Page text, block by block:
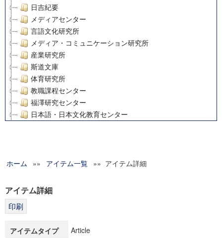
日吉紀要
メディアセンター
言語文化研究所
メディア・コミュニケーション研究所
産業研究所
斯道文庫
体育研究所
教職課程センター
福澤研究センター
日本語・日本文化教育センター
グローバルリサーチインスティテュート
科学研究費補助金研究成果報告書
博士課程教育リーディングプログラム「超成熟社会発展のサ
ホーム »» アイテム一覧 »» アイテム詳細
アイテム詳細
アイテムタイプ Article